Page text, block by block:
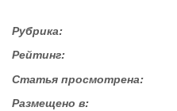
Рубрика:
Рейтинг:
Статья просмотрена:
Размещено в: